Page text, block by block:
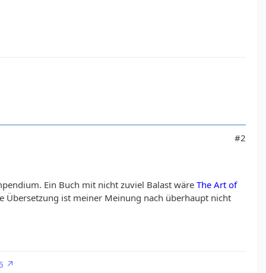
#2
Ein Buch mit nicht zuviel Balast wäreThe Art of
Übersetzung ist meiner Meinung nach überhaupt nicht